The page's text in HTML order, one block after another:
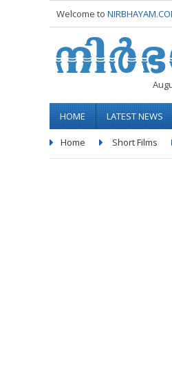
Welcome to
HOME LATEST NEWS
Home Short Films